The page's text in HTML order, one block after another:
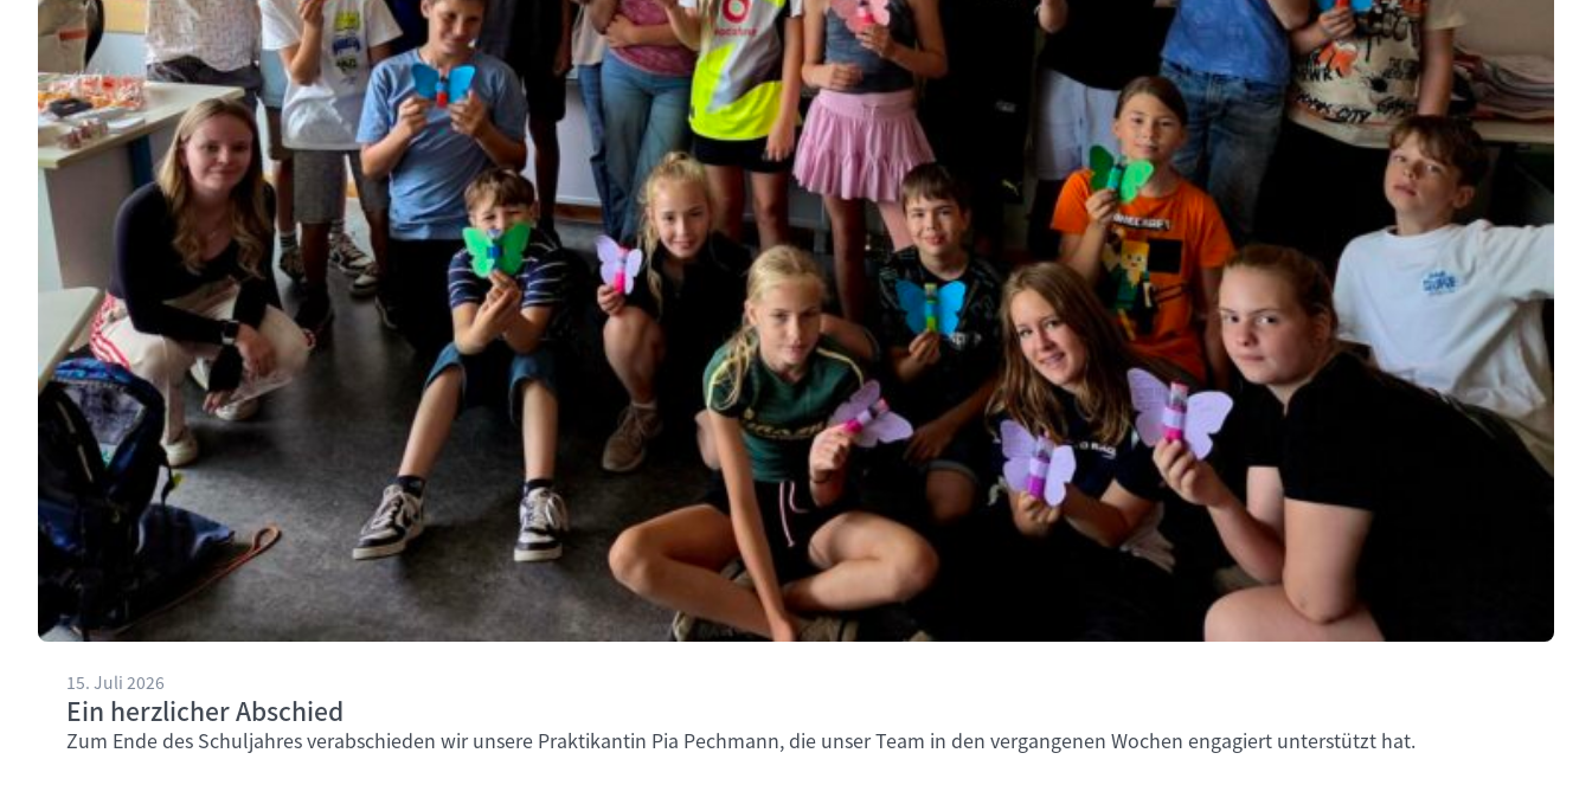
15. Juli 2026
Ein herzlicher Abschied
Zum Ende des Schuljahres verabschieden wir unsere Praktikantin Pia Pechmann, die unser Team in den vergangenen Wochen engagiert unterstützt hat.